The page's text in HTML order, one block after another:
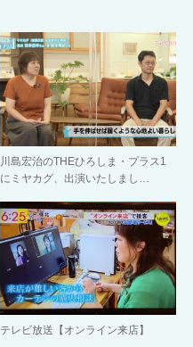
川島宏治のTHEひろしま・プラス1
にミヤカグ、出演いたしまし…
テレビ放送【オンライン来店】